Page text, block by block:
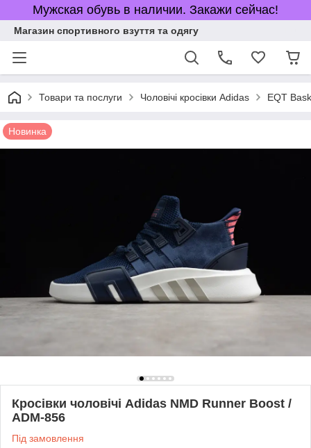
Мужская обувь в наличии. Закажи сейчас!
Магазин спортивного взуття та одягу
Товари та послуги Чоловічі кросівки Adidas EQT
Новинка
Кросівки чоловічі Adidas NMD Runner Boost /
ADM-856
Під замовлення